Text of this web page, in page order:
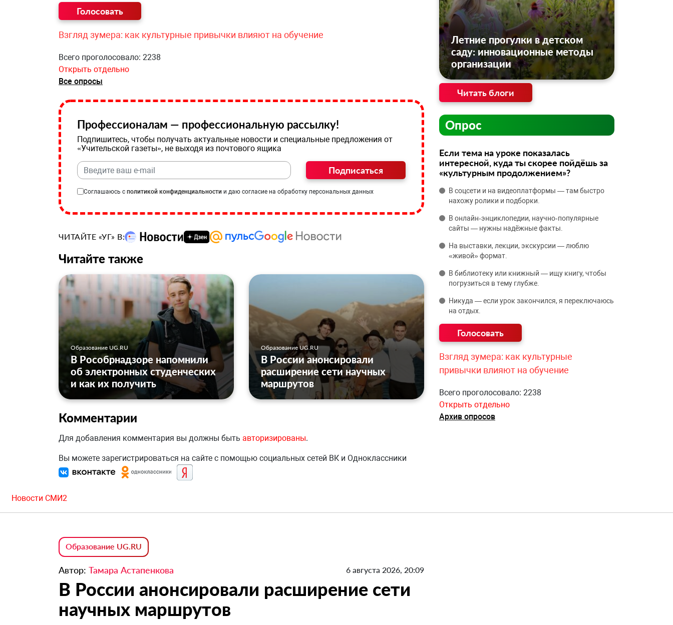
Взгляд зумера: как культурные привычки влияют на обучение
Всего проголосовало: 2238
Открыть отдельно
Все опросы
Профессионалам — профессиональную рассылку!
Подпишитесь, чтобы получать актуальные новости и специальные предложения от
«Учительской газеты», не выходя из почтового ящика
Подписаться
Соглашаюсь с политикой конфиденциальности и даю согласие на обработку персональных данных
ЧИТАЙТЕ «УГ» В:
Читайте также
Образование UG.RU
В Рособрнадзоре напомнили
об электронных студенческих
и как их получить
Образование UG.RU
В России анонсировали
расширение сети научных
маршрутов
Комментарии
Для добавления комментария вы должны быть авторизированы.
Вы можете зарегистрироваться на сайте с помощью социальных сетей ВК и Одноклассники
Летние прогулки в детском
саду: инновационные методы
организации
Читать блоги
Опрос
Если тема на уроке показалась
интересной, куда ты скорее пойдёшь за
«культурным продолжением»?
В соцсети и на видеоплатформы — там быстро
нахожу ролики и подборки.
В онлайн‑энциклопедии, научно‑популярные
сайты — нужны надёжные факты.
На выставки, лекции, экскурсии — люблю
«живой» формат.
В библиотеку или книжный — ищу книгу, чтобы
погрузиться в тему глубже.
Никуда — если урок закончился, я переключаюсь
на отдых.
Взгляд зумера: как культурные
привычки влияют на обучение
Всего проголосовало: 2238
Открыть отдельно
Архив опросов
Новости СМИ2
Образование UG.RU
Автор: Тамара Астапенкова 6 августа 2026, 20:09
В России анонсировали расширение сети
научных маршрутов